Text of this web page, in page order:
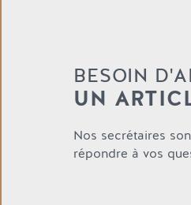
BESOIN
UN
Nos secrétaires
répondre à vos